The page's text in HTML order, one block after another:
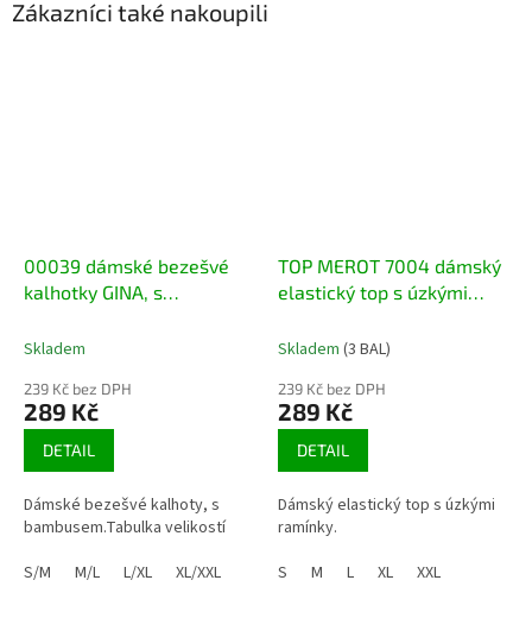
Zákazníci také nakoupili
00039 dámské bezešvé
kalhotky GINA, s
Skladem
239 Kč bez DPH
289 Kč
DETAIL
Dámské bezešvé kalhoty, s
bambusem.Tabulka velikostí
S/M
M/L L/XL XL/XXL
TOP MEROT 7004 dámský
elastický top s úzkými
Skladem (3 BAL)
239 Kč bez DPH
289 Kč
DETAIL
Dámský elastický top s úzkými
ramínky.
S
M L XL XXL